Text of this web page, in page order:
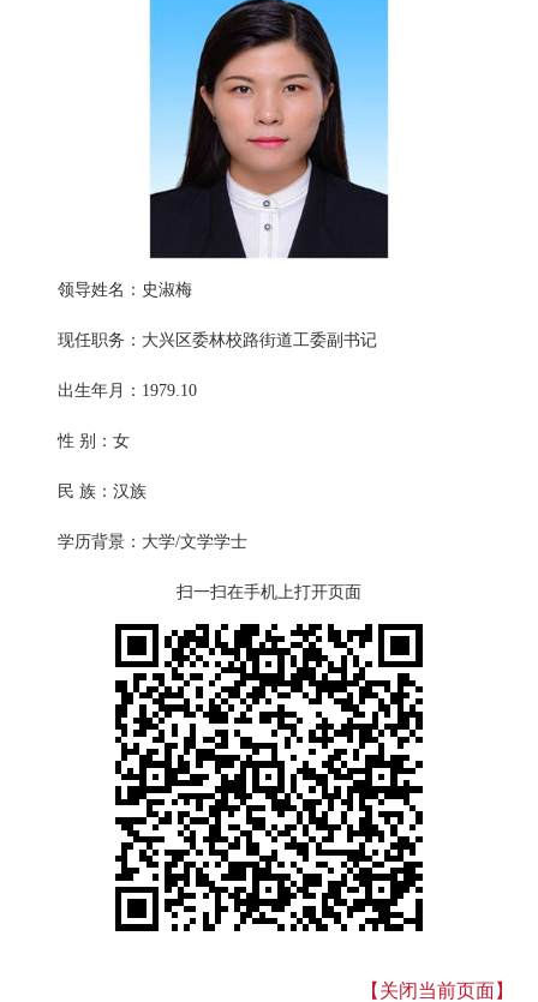
领导姓名：史淑梅
现任职务：大兴区委林校路街道工委副书记
出生年月：1979.10
性 别：女
民 族：汉族
学历背景：大学/文学学士
扫一扫在手机上打开页面
【关闭当前页面】